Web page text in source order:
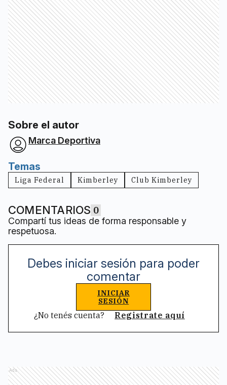
Sobre el autor
Marca Deportiva
Temas
Liga Federal Kimberley Club Kimberley
COMENTARIOS 0
Compartí tus ideas de forma responsable y
respetuosa.
Debes iniciar sesión para poder
comentar
INICIAR
SESIÓN
¿No tenés cuenta? Registrate aquí
Ads